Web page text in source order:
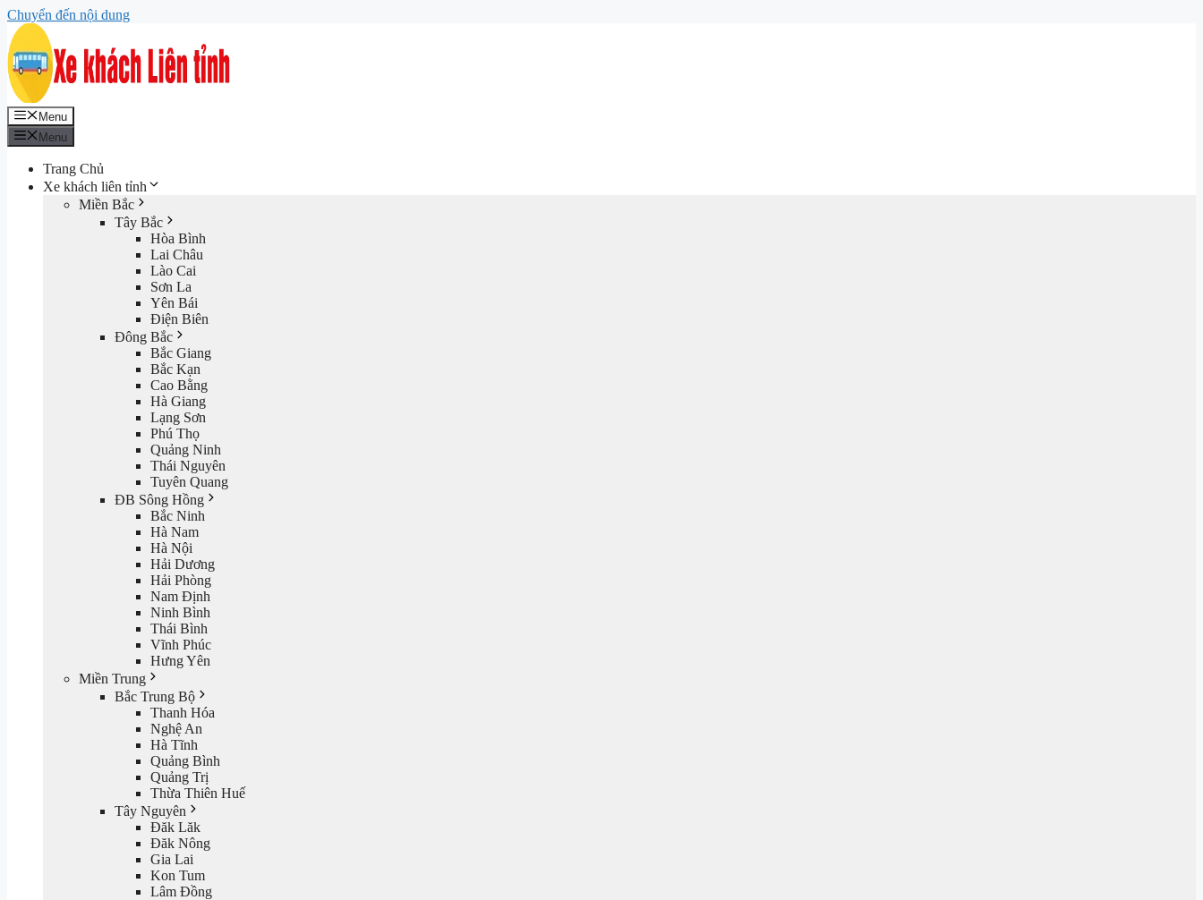
Chuyển đến nội dung
Menu
Menu
Trang Chủ
Xe khách liên tỉnh
Miền Bắc
Tây Bắc
Hòa Bình
Lai Châu
Lào Cai
Sơn La
Yên Bái
Điện Biên
Đông Bắc
Bắc Giang
Bắc Kạn
Cao Bằng
Hà Giang
Lạng Sơn
Phú Thọ
Quảng Ninh
Thái Nguyên
Tuyên Quang
ĐB Sông Hồng
Bắc Ninh
Hà Nam
Hà Nội
Hải Dương
Hải Phòng
Nam Định
Ninh Bình
Thái Bình
Vĩnh Phúc
Hưng Yên
Miền Trung
Bắc Trung Bộ
Thanh Hóa
Nghệ An
Hà Tĩnh
Quảng Bình
Quảng Trị
Thừa Thiên Huế
Tây Nguyên
Đăk Lăk
Đăk Nông
Gia Lai
Kon Tum
Lâm Đồng